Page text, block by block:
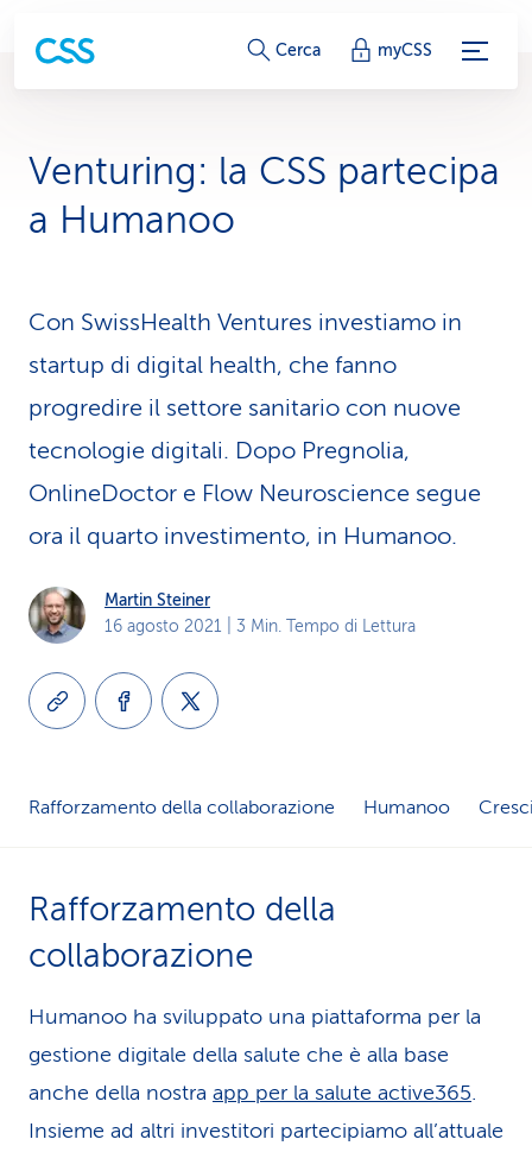
c
a
m
n
d
r
o
Cerca myCSS
Venturing: la CSS partecipa
a Humanoo
Con SwissHealth Ventures invest­iamo in
startup di digital health, che fanno
progredire il settore sani­tario con nuove
tecnologie digitali. Dopo Pregnolia,
OnlineDoctor e Flow Neuroscience segue
ora il quarto investimento, in Humanoo.
Martin Steiner
16 agosto 2021 | 3 Min. Tempo di Lettura
Rafforzamento della collaborazione Humanoo
Rafforzamento della
collaborazione
Humanoo ha sviluppato una piattaforma per la
gestione digitale della salute che è alla base
anche della nostra app per la salute active365.
Insieme ad altri investitori partecipiamo all’attuale